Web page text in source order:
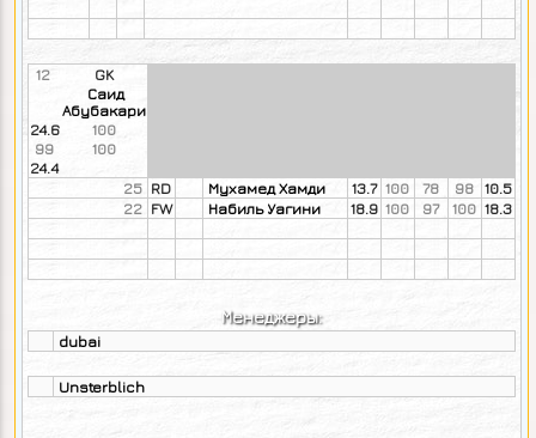
12
GK
Саид
Абубакари
24.6
100
99
100
24.4
25 RD Мухамед Хамди 13.7 100 78 98 10.5
22 FW Набиль Уагини 18.9 100 97 100 18.3
Менеджеры:
dubai
Unsterblich